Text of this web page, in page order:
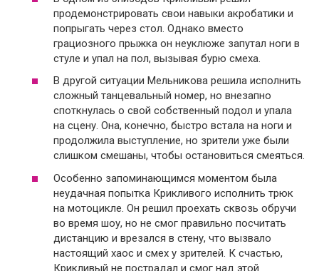
продемонстрировать свои навыки акробатики и
попрыгать через стол. Однако вместо
грациозного прыжка он неуклюже запутал ноги в
стуле и упал на пол, вызывая бурю смеха.
В другой ситуации Мельникова решила исполнить
сложный танцевальный номер, но внезапно
споткнулась о свой собственный подол и упала
на сцену. Она, конечно, быстро встала на ноги и
продолжила выступление, но зрители уже были
слишком смешаны, чтобы остановиться смеяться.
Особенно запоминающимся моментом была
неудачная попытка Крикливого исполнить трюк
на мотоцикле. Он решил проехать сквозь обручи
во время шоу, но не смог правильно посчитать
дистанцию и врезался в стену, что вызвало
настоящий хаос и смех у зрителей. К счастью,
Крикливый не пострадал и смог над этой